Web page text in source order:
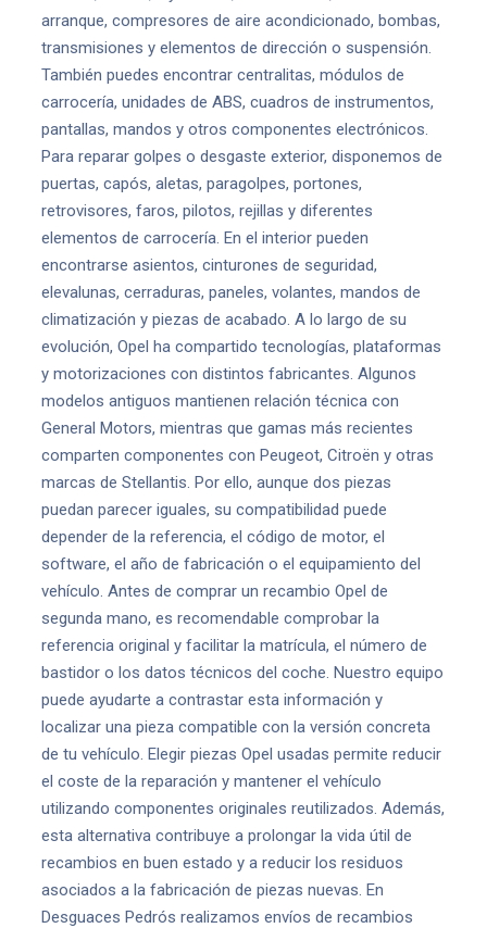
arranque, compresores de aire acondicionado, bombas,
transmisiones y elementos de dirección o suspensión.
También puedes encontrar centralitas, módulos de
carrocería, unidades de ABS, cuadros de instrumentos,
pantallas, mandos y otros componentes electrónicos.
Para reparar golpes o desgaste exterior, disponemos de
puertas, capós, aletas, paragolpes, portones,
retrovisores, faros, pilotos, rejillas y diferentes
elementos de carrocería. En el interior pueden
encontrarse asientos, cinturones de seguridad,
elevalunas, cerraduras, paneles, volantes, mandos de
climatización y piezas de acabado. A lo largo de su
evolución, Opel ha compartido tecnologías, plataformas
y motorizaciones con distintos fabricantes. Algunos
modelos antiguos mantienen relación técnica con
General Motors, mientras que gamas más recientes
comparten componentes con Peugeot, Citroën y otras
marcas de Stellantis. Por ello, aunque dos piezas
puedan parecer iguales, su compatibilidad puede
depender de la referencia, el código de motor, el
software, el año de fabricación o el equipamiento del
vehículo. Antes de comprar un recambio Opel de
segunda mano, es recomendable comprobar la
referencia original y facilitar la matrícula, el número de
bastidor o los datos técnicos del coche. Nuestro equipo
puede ayudarte a contrastar esta información y
localizar una pieza compatible con la versión concreta
de tu vehículo. Elegir piezas Opel usadas permite reducir
el coste de la reparación y mantener el vehículo
utilizando componentes originales reutilizados. Además,
esta alternativa contribuye a prolongar la vida útil de
recambios en buen estado y a reducir los residuos
asociados a la fabricación de piezas nuevas. En
Desguaces Pedrós realizamos envíos de recambios